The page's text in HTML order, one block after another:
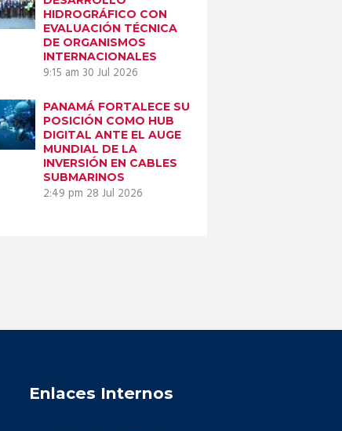
HIDROGRÁFICO CON
EVALUACIÓN TÉCNICA
DE ORGANISMOS
INTERNACIONALES
9:15 am 30 Jul 2026
PANAMÁ FORTALECE SU
POSICIÓN COMO HUB
DIGITAL ANTE EL AUGE
MUNDIAL DE LA
INVERSIÓN EN CABLES
SUBMARINOS
2:49 pm 28 Jul 2026
Enlaces Internos